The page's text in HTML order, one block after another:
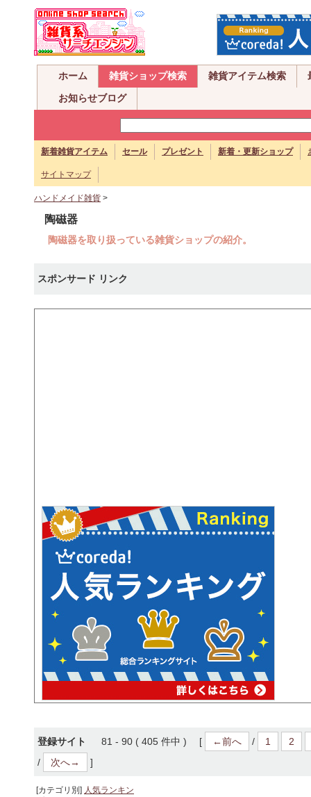
ホーム 雑貨ショップ検索 雑貨アイテム検索
お知らせブログ
新着雑貨アイテム セール プレゼント 新着・更新ショップ
サイトマップ
ハンドメイド雑貨 >
陶磁器
陶磁器を取り扱っている雑貨ショップの紹介。
スポンサード リンク
登録サイト 81 - 90 ( 405 件中 ) [ ←前へ / 1
2
/
次へ→ ]
[カテゴリ別] 人気ランキン